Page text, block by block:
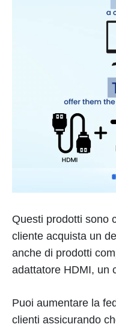
Questi prodotti sono
cliente acquista un
anche di prodotti
adattatore HDMI, un
Puoi aumentare la
clienti assicurando